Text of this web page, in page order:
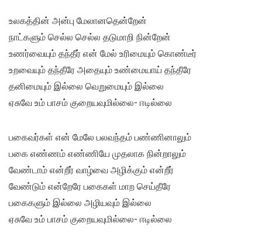
உலகத்தின் அன்பு மேலானதென்றேன்
நாட்களும் செல்ல செல்ல தடுமாறி நின்றேன்
உணர்வையும் தந்தீர் என் மேல் உரிமையும் கொண்டீர்
உறவையும் தந்தீரே அதையும் உண்மையாய் தந்தீரே
தனிமையும் இல்லை வெறுமையும் இல்லை
ஏசுவே உம் பாசம் குறையவுமில்லை- ஈடில்லை
பகைவர்கள் என் மேலே பலவந்தம் பண்ணினாலும்
பகை எண்ணம் எண்ணியே முதலாக நின்றாலும்
வேண்டாம் என்றீர் வாழ்வை அழிக்கும் என்றீர்
வேண்டும் என்றேரே பகைகள் மாற செய்தீரே
பகைகளும் இல்லை அழியவும் இல்லை
ஏசுவே உம் பாசம் குறையவுமில்லை- ஈடில்லை